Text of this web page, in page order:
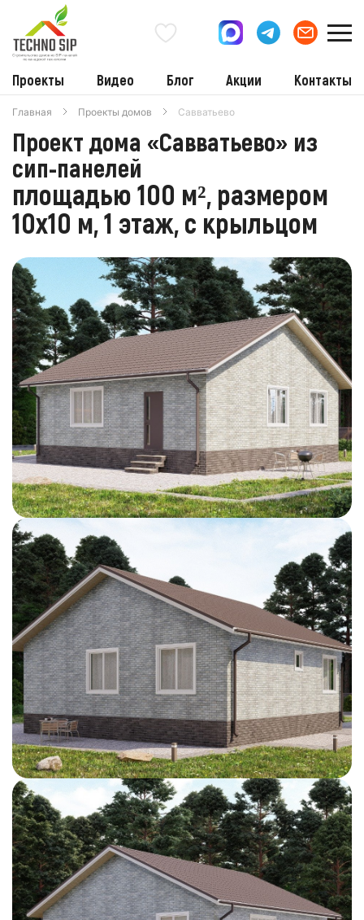
Проекты Видео Блог Акции Контакты
Главная Проекты домов Савватьево
Проект дома «Савватьево» из
сип-панелей
площадью 100 м², размером
10х10 м, 1 этаж, с крыльцом